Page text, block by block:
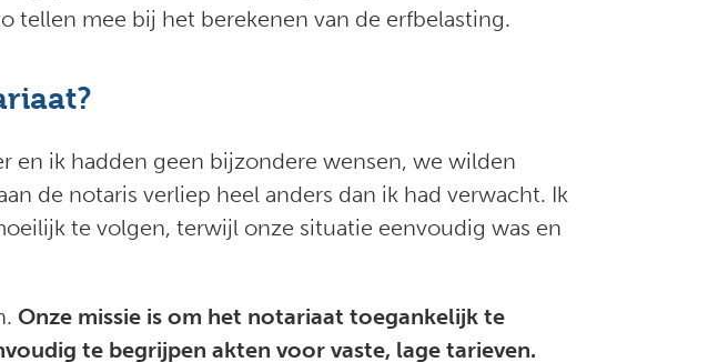
tellen mee bij het berekenen van de erfbelasting.
en ik hadden geen bijzondere wensen, we wilden
de notaris verliep heel anders dan ik had verwacht. Ik
te volgen, terwijl onze situatie eenvoudig was en
Onze missie is om het notariaat toegankelijk te
te begrijpen akten voor vaste, lage tarieven.